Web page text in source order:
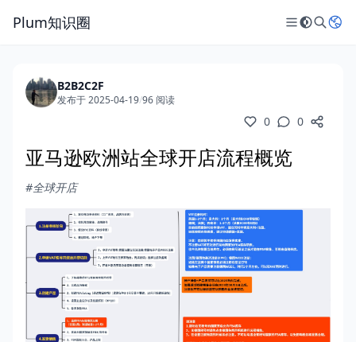
Plum知识圈
B2B2C2F
发布于 2025-04-19/96 阅读
0 0
亚马逊欧洲站全球开店流程概览
#全球开店